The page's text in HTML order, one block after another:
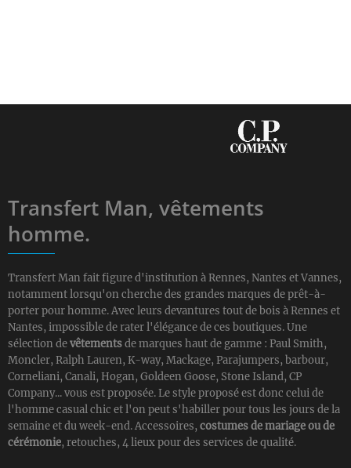
Transfert Man, vêtements
homme.
Transfert Man fait figure d'institution à Rennes, Nantes et Vannes,
notamment lorsqu'on cherche des grandes marques de prêt-à-
porter pour homme. Avec leurs devantures tout de bois à Rennes et
Nantes, impossible de rater l'élégance de ces boutiques. Une
sélection devêtementsde marques haut de gamme : Paul Smith,
Moncler, Ralph Lauren, K-way, Mackage, Parajumpers, barbour,
Corneliani, Canali, Hogan, Goldeen Goose, Stone Island, CP
Company... vous est proposée. Le style proposé est donc celui de
l'homme casual chic et l'on peut s'habiller pour tous les jours de la
semaine et du week-end. Accessoires, costumes de mariage ou de
cérémonie, retouches, 4 lieux pour des services de qualité.